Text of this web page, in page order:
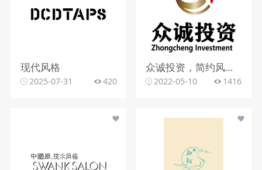
现代风格
2025-07-31 420
众诚投资，简约风格，字母元素
2022-05-10 1416